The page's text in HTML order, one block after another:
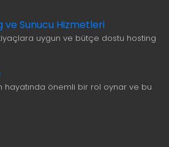
ve Sunucu Hizmetleri
uygun ve bütçe dostu hosting
hayatında önemli bir rol oynar ve bu